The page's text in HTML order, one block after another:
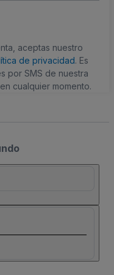
aceptas nuestro
de privacidad. Es
por SMS de nuestra
cualquier momento.